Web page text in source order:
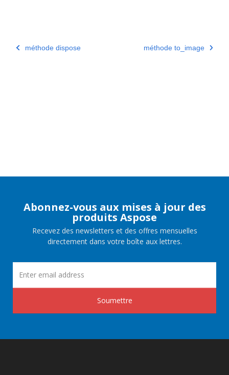
méthode dispose méthode to_image
Abonnez-vous aux mises à jour des
produits Aspose
Recevez des newsletters et des offres mensuelles
directement dans votre boîte aux lettres.
Soumettre